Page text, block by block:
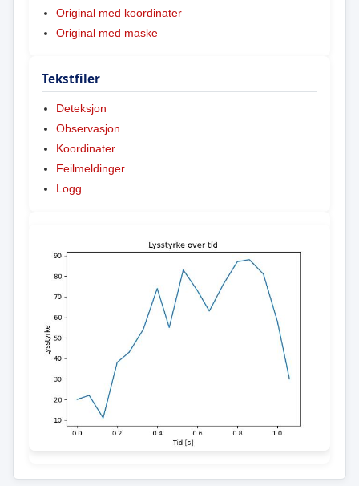
Original med koordinater
Original med maske
Tekstfiler
Deteksjon
Observasjon
Koordinater
Feilmeldinger
Logg